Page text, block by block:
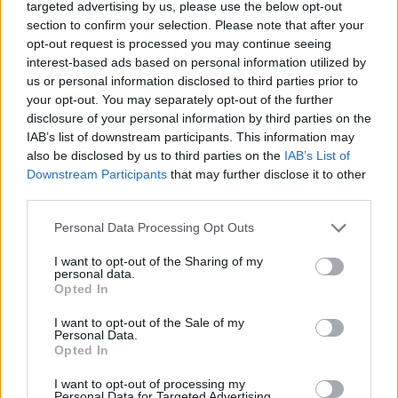
targeted advertising by us, please use the below opt-out
section to confirm your selection. Please note that after your
opt-out request is processed you may continue seeing
interest-based ads based on personal information utilized by
us or personal information disclosed to third parties prior to
your opt-out. You may separately opt-out of the further
disclosure of your personal information by third parties on the
IAB’s list of downstream participants. This information may
also be disclosed by us to third parties on the IAB’s List of
Downstream Participants that may further disclose it to other
Personal Data Processing Opt Outs
I want to opt-out of the Sharing of my
personal data.
Opted In
I want to opt-out of the Sale of my
Personal Data.
Opted In
I want to opt-out of processing my
KATEGORIJE Šport
KLJUČNE BESEDE Velenje tiki rally velenje
Sorodno
Več iz kategorije Šport
Zlata generacija za zlato generacijo:
Slovenska mladinska košarka piše
zgodovino
5. avgust 2026
58. Mednarodne igre šolarjev na
srebrno medaljo
4. avgust 2026